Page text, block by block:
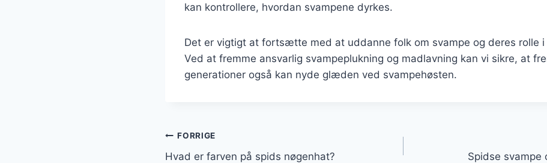
kan kontrollere, hvordan svampene dyrkes.
Det er vigtigt at fortsætte med at uddanne folk om svampe og deres rolle i
Ved at fremme ansvarlig svampeplukning og madlavning kan vi sikre, at
generationer også kan nyde glæden ved svampehøsten.
Indlægsnavigation
FORRIGE
Hvad er farven på spids nøgenhat? Spidse svampe